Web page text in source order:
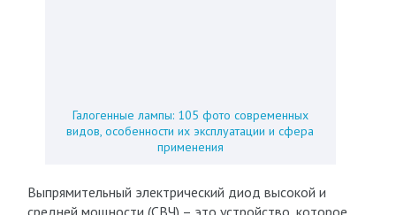
Галогенные лампы: 105 фото современных
видов, особенности их эксплуатации и сфера
применения
Выпрямительный электрический диод высокой и
средней мощности (СВЧ) – это устройство, которое